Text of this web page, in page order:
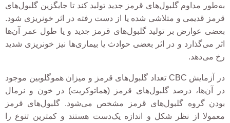
به‌طور مداوم گلبول‌های قرمز جدید تولید کند تا جایگزین گلبول‌های
قرمز قدیمی و متلاشی شده یا از دست رفته در اثر خونریزی شود.
بعضی عوارض بر تولید گلبول‌های قرمز جدید و یا طول عمر آن‌ها
اثر می‌گذارد و در اثر بعضی حوادث یا بیماری‌ها نیز خونریزی شدید
رخ می‌دهد.
در آزمایش CBC تعداد گلبول‌های قرمز و میزان هموگلوبین موجود
در آن‌ها، درصد گلبول‌های قرمز (هماتوکریت) در خون و نرمال
بودن گروه گلبول‌های قرمز مشخص می‌شود. گلبول‌های قرمز
معمولا از نظر شکل و اندازه یک‌دست هستند و کمترین تنوع را